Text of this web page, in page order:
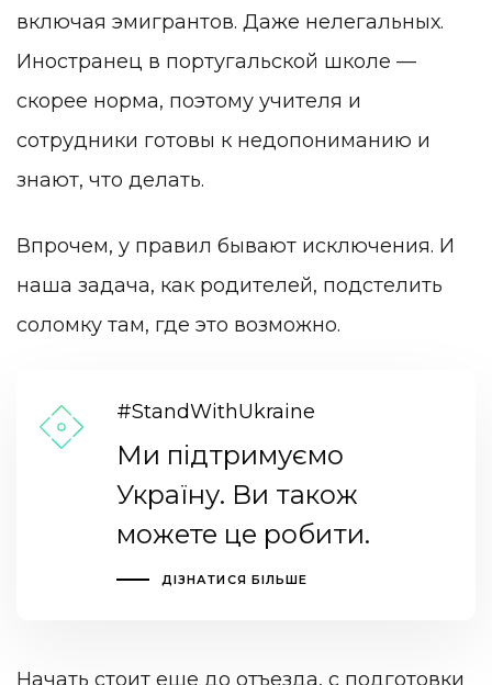
включая эмигрантов. Даже нелегальных.
Иностранец в португальской школе —
скорее норма, поэтому учителя и
сотрудники готовы к недопониманию и
знают, что делать.
Впрочем, у правил бывают исключения. И
наша задача, как родителей, подстелить
соломку там, где это возможно.
#StandWithUkraine
Ми підтримуємо
Україну. Ви також
можете це робити.
ДІЗНАТИСЯ БІЛЬШЕ
Начать стоит еще до отъезда, с подготовки